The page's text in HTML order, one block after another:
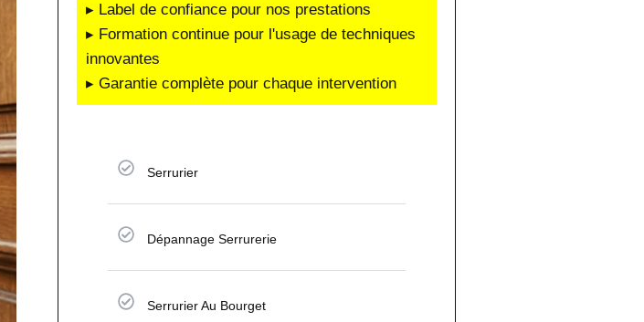
▸ Label de confiance pour nos prestations
▸ Formation continue pour l'usage de techniques
innovantes
▸ Garantie complète pour chaque intervention
Serrurier
Dépannage Serrurerie
Serrurier Au Bourget